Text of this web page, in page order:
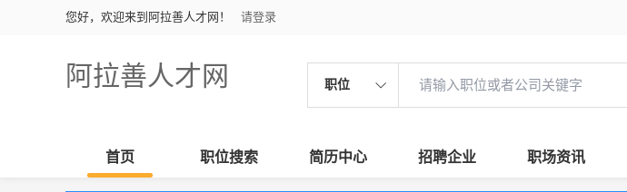
您好，欢迎来到阿拉善人才网！ 请登录
阿拉善人才网 职位
首页 职位搜索 简历中心 招聘企业 职场资讯